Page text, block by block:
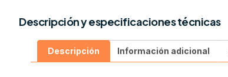
Descripción y especificaciones técnicas
Descripción Información adicional